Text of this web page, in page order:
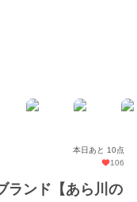
本日あと 10点
106
ランド【あら川の